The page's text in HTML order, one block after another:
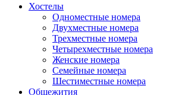
Хостелы
Одноместные номера
Двухместные номера
Трехместные номера
Четырехместные номера
Женские номера
Семейные номера
Шестиместные номера
Общежития